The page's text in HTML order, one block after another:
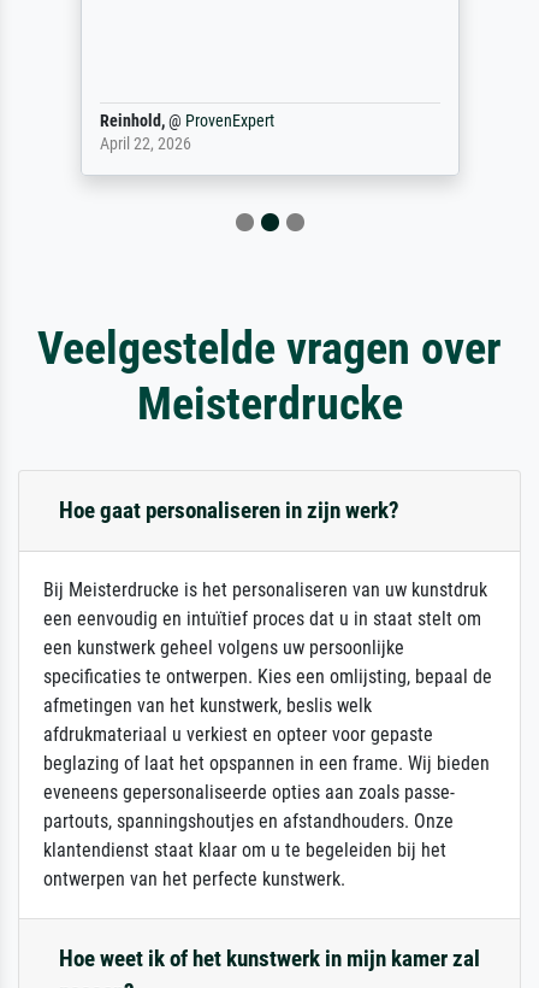
Reinhold,@ ProvenExpert
April 22, 2026
Veelgestelde vragen over
Meisterdrucke
Hoe gaat personaliseren in zijn werk?
Bij Meisterdrucke is het personaliseren van uw kunstdruk
een eenvoudig en intuïtief proces dat u in staat stelt om
een kunstwerk geheel volgens uw persoonlijke
specificaties te ontwerpen. Kies een omlijsting, bepaal de
afmetingen van het kunstwerk, beslis welk
afdrukmateriaal u verkiest en opteer voor gepaste
beglazing of laat het opspannen in een frame. Wij bieden
eveneens gepersonaliseerde opties aan zoals passe-
partouts, spanningshoutjes en afstandhouders. Onze
klantendienst staat klaar om u te begeleiden bij het
ontwerpen van het perfecte kunstwerk.
Hoe weet ik of het kunstwerk in mijn kamer zal